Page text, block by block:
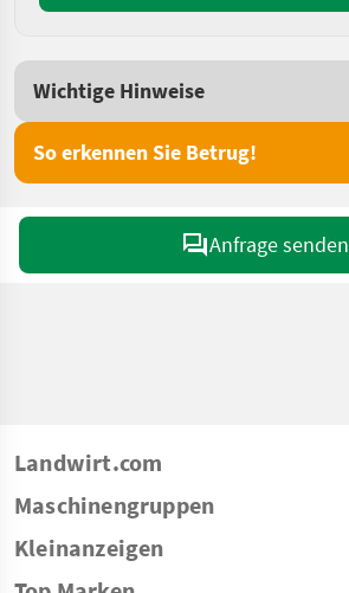
Wichtige Hinweise
So erkennen Sie Betrug!
Anfrage senden
Landwirt.com
Maschinengruppen
Kleinanzeigen